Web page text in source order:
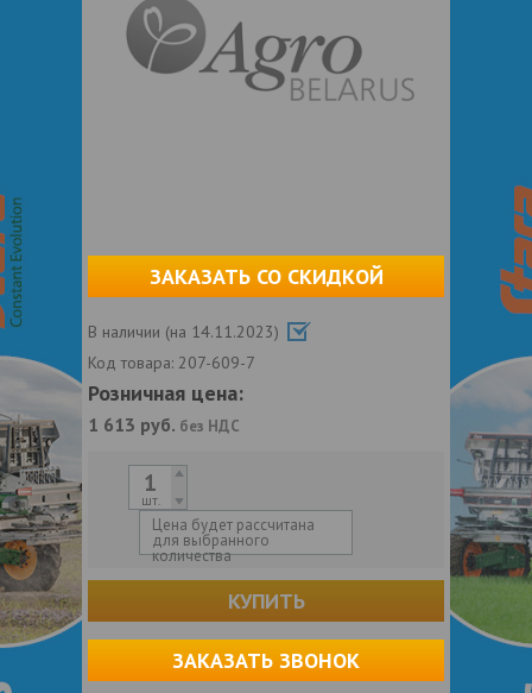
ЗАКАЗАТЬ СО СКИДКОЙ
В наличии (на 14.11.2023)
Код товара: 207-609-7
Розничная цена:
1 613 руб. без НДС
шт.
Цена будет рассчитана
для выбранного
количества
КУПИТЬ
ЗАКАЗАТЬ ЗВОНОК